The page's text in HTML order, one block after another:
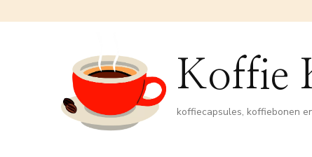
Koffie
koffiecapsules, koffiebonen